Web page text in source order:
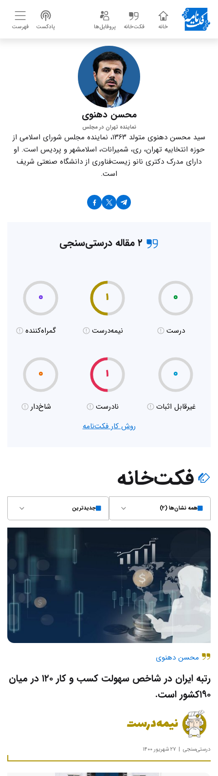
خانه فکت‌خانه پروفایل‌ها پادکست فهرست
محسن دهنوی
نماینده تهران در مجلس
سید محسن دهنوی متولد ۱۳۶۳، نماینده مجلس شورای اسلامی از
حوزه انتخابیه تهران، ری، شمیرانات، اسلامشهر و پردیس است. او
دارای مدرک دکتری نانو زیست‌فناوری از دانشگاه صنعتی شریف
است.
۲ مقاله درستی‌سنجی
۰
درست
۱
نیمه‌درست
۰
گمراه‌کننده
۰
غیر‌قابل اثبات
۱
نادرست
۰
شاخ‌دار
روش کار فکت‌نامه
فکت‌خانه
همه نشان‌ها (۲) جدیدترین
محسن دهنوی
رتبه ایران در شاخص سهولت کسب و کار ۱۲۰ در میان
۱۹۰کشور است.
نیمه‌درست
درستی‌سنجی ۲۷ شهریور ۱۴۰۰